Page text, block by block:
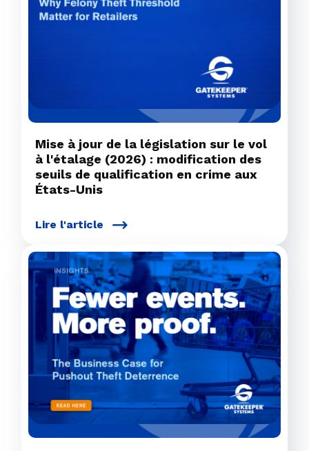
Mise à jour de la législation sur le vol
à l'étalage (2026) : modification des
seuils de qualification en crime aux
États-Unis
Lire l'article